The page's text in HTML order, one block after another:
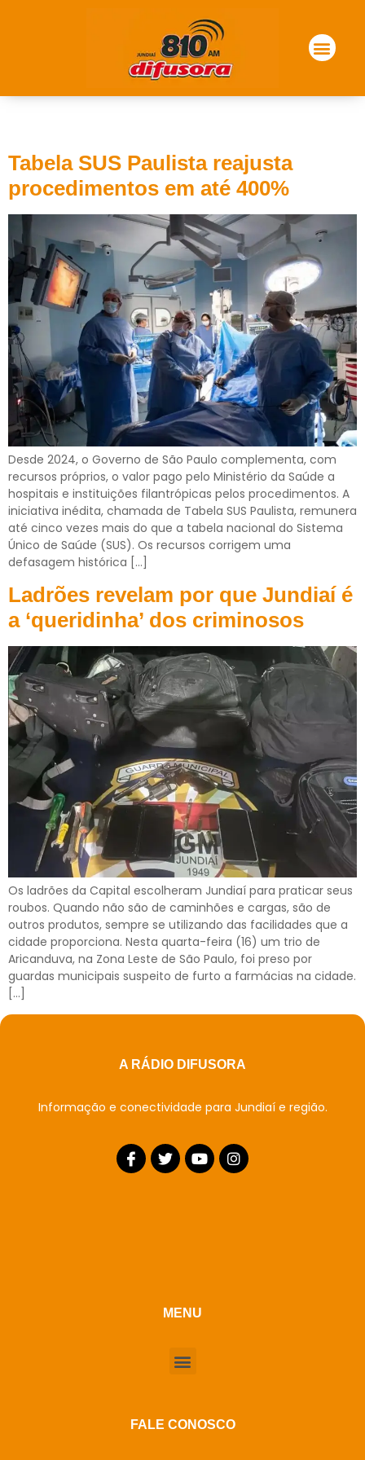
Tabela SUS Paulista reajusta
procedimentos em até 400%
Desde 2024, o Governo de São Paulo complementa, com
recursos próprios, o valor pago pelo Ministério da Saúde a
hospitais e instituições filantrópicas pelos procedimentos. A
iniciativa inédita, chamada de Tabela SUS Paulista, remunera
até cinco vezes mais do que a tabela nacional do Sistema
Único de Saúde (SUS). Os recursos corrigem uma
defasagem histórica […]
Ladrões revelam por que Jundiaí é
a ‘queridinha’ dos criminosos
Os ladrões da Capital escolheram Jundiaí para praticar seus
roubos. Quando não são de caminhões e cargas, são de
outros produtos, sempre se utilizando das facilidades que a
cidade proporciona. Nesta quarta-feira (16) um trio de
Aricanduva, na Zona Leste de São Paulo, foi preso por
guardas municipais suspeito de furto a farmácias na cidade.
[…]
A RÁDIO DIFUSORA
Informação e conectividade para Jundiaí e região.
MENU
FALE CONOSCO